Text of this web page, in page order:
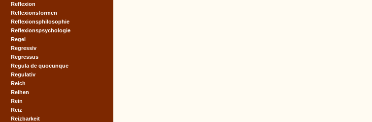
Reflexion
Reflexionsformen
Reflexionsphilosophie
Reflexionspsychologie
Regel
Regressiv
Regressus
Regula de quocunque
Regulativ
Reich
Reihen
Rein
Reiz
Reizbarkeit